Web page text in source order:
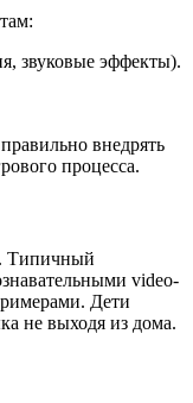
звуковые эффекты).
внедрять
процесса.
Типичный
video-
Дети
не выходя из дома.